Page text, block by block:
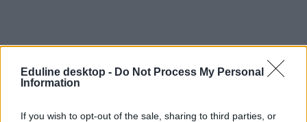
Eduline desktop - Do Not Process My Personal
Information
If you wish to opt-out of the sale, sharing to third parties, or